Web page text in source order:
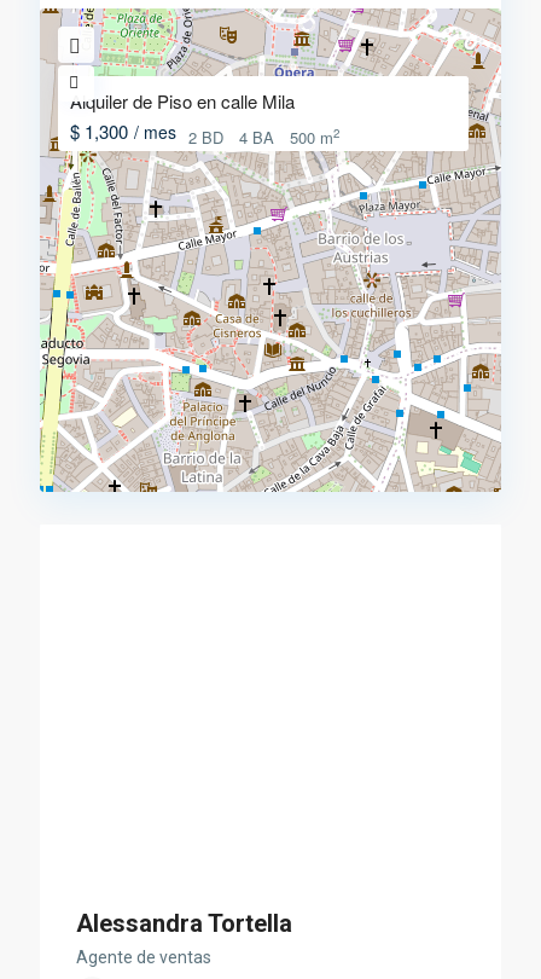
Alquiler de Piso en calle Mila
$ 1,300 / mes 2 BD 4 BA 500 m2
Alessandra Tortella
Agente de ventas